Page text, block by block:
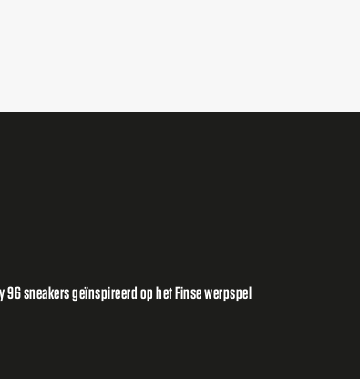
96 sneakers geïnspireerd op het Finse werpspel